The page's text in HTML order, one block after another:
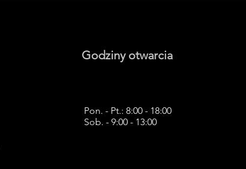
Godziny otwarcia
Pon. - Pt.: 8:00 - 18:00
Sob. - 9:00 - 13:00